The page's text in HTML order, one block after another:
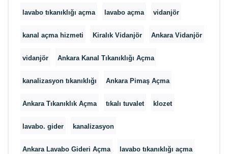
lavabo tıkanıklığı açma lavabo açma vidanjör
kanal açma hizmeti Kiralık Vidanjör Ankara Vidanjör
vidanjör Ankara Kanal Tıkanıklığı Açma
kanalizasyon tıkanıklığı Ankara Pimaş Açma
Ankara Tıkanıklık Açma tıkalı tuvalet klozet
lavabo. gider kanalizasyon
Ankara Lavabo Gideri Açma lavabo tıkanıklığı açma